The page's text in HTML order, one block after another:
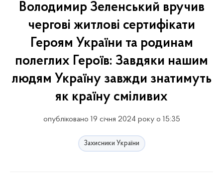
Володимир Зеленський вручив
чергові житлові сертифікати
Героям України та родинам
полеглих Героїв: Завдяки нашим
людям Україну завжди знатимуть
як країну сміливих
опубліковано 19 січня 2024 року о 15:35
Захисники України